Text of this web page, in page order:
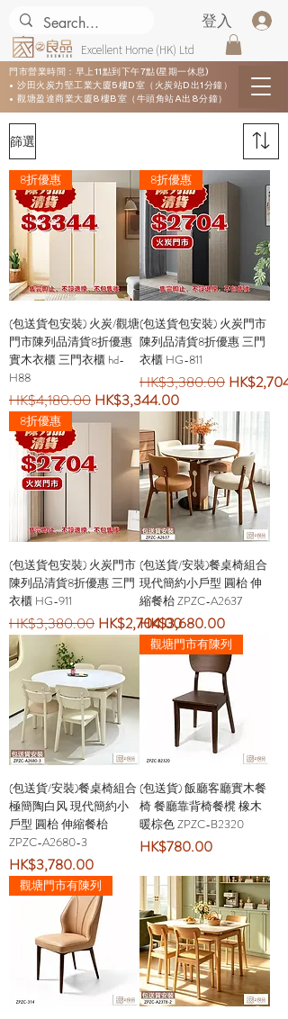
Excellent Home (HK) Ltd
登入
門市營業時間：早上11點到下午7點(星期一休息)
• 沙田火炭力堅工業大廈5樓D室（火炭站D出1分鐘）
• 觀塘盈達商業大廈8樓B室（牛頭角站A出8分鐘）
篩選
8折優惠
(包送貨包安裝) 火炭/觀塘
門市陳列品清貨8折優惠
實木衣櫃 三門衣櫃 hd-
H88
一般價格
HK$4,180.00 促銷價格
HK$3,344.00
8折優惠
(包送貨包安裝) 火炭門市
陳列品清貨8折優惠 三門
衣櫃 HG-811
一般價格
HK$3,380.00 促銷價格
8折優惠
(包送貨包安裝) 火炭門市
陳列品清貨8折優惠 三門
衣櫃 HG-911
一般價格
HK$3,380.00 促銷價格
HK$2,704.00
(包送貨/安裝)餐桌椅組合
現代簡約小戶型 圓枱 伸
縮餐枱 ZPZC-A2637
價格
HK$3,680.00
(包送貨/安裝)餐桌椅組合
極簡陶白风 現代簡約小
戶型 圓枱 伸縮餐枱
ZPZC-A2680-3
價格
HK$3,780.00
觀塘門市有陳列
(包送貨) 飯廳客廳實木餐
椅 餐廳靠背椅餐櫈 橡木
暖棕色 ZPZC-B2320
價格
HK$780.00
觀塘門市有陳列